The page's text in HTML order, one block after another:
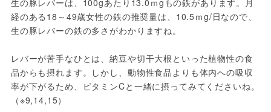
生の豚レバーは、100gあたり13.0ｍgもの鉄があります。月
経のある18～49歳女性の鉄の推奨量は、10.5ｍg/日なので、
生の豚レバーの鉄の多さがわかりますね。
レバーが苦手なひとは、納豆や切干大根といった植物性の食
品からも摂れます。しかし、動物性食品よりも体内への吸収
率が下がるため、ビタミンCと一緒に摂ってみてくださいね。
（※9,14,15）